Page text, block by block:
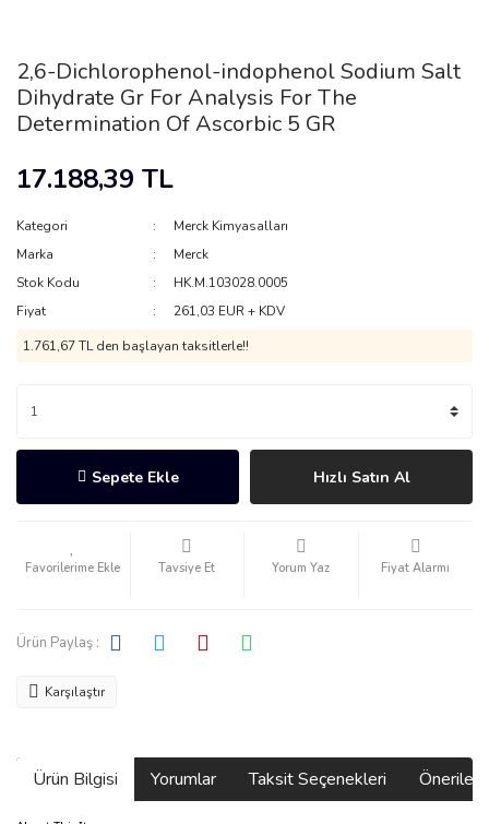
2,6-Dichlorophenol-indophenol Sodium Salt
Dihydrate Gr For Analysis For The
Determination Of Ascorbic 5 GR
17.188,39 TL
Kategori
Merck Kimyasalları
Marka
Merck
Stok Kodu
HK.M.103028.0005
Fiyat
261,03 EUR + KDV
1.761,67 TL den başlayan taksitlerle!!
Sepete Ekle Hızlı Satın Al
Tavsiye Et Yorum Yaz Fiyat Alarmı
Ürün Paylaş :
Karşılaştır
Ürün Bilgisi Yorumlar Taksit Seçenekleri